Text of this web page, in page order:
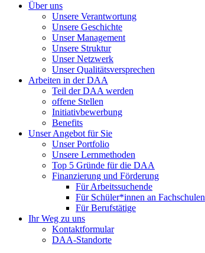
Über uns
Unsere Verantwortung
Unsere Geschichte
Unser Management
Unsere Struktur
Unser Netzwerk
Unser Qualitätsversprechen
Arbeiten in der DAA
Teil der DAA werden
offene Stellen
Initiativbewerbung
Benefits
Unser Angebot für Sie
Unser Portfolio
Unsere Lernmethoden
Top 5 Gründe für die DAA
Finanzierung und Förderung
Für Arbeitssuchende
Für Schüler*innen an Fachschulen
Für Berufstätige
Ihr Weg zu uns
Kontaktformular
DAA-Standorte